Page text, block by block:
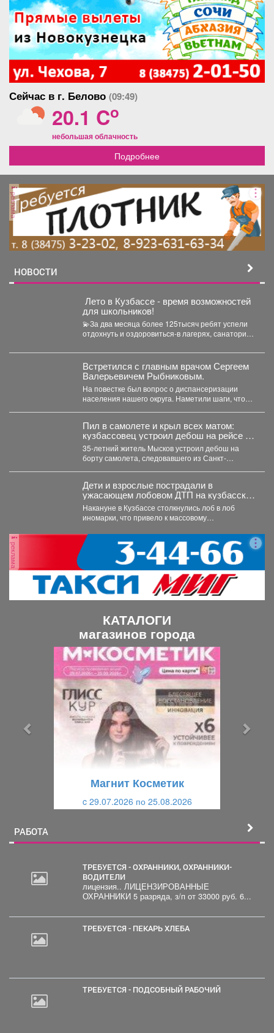
Сейчас в г. Белово (09:49)
20.1 Co
небольшая облачность
Подробнее
реклама
НОВОСТИ
️ Лето в Кузбассе - время возможностей
для школьников!
💫За два месяца более 125тысяч ребят успели
отдохнуть и оздоровиться-в лагерях, санаториях
Встретился с главным врачом Сергеем
Валерьевичем Рыбниковым.
На повестке был вопрос о диспансеризации
населения нашего округа. Наметили шаги, чтобы
Пил в самолете и крыл всех матом:
кузбассовец устроил дебош на рейсе из
Петербурга
35-летний житель Мысков устроил дебош на
борту самолета, следовавшего из Санкт-
Дети и взрослые пострадали в
ужасающем лобовом ДТП на кузбасской
трассе
Накануне в Кузбассе столкнулись лоб в лоб
иномарки, что привело к массовому
реклама
КАТАЛОГИ
магазинов города
Магнит Косметик
c 29.07.2026 по 25.08.2026
РАБОТА
ТРЕБУЕТСЯ - ОХРАННИКИ, ОХРАННИКИ-
ВОДИТЕЛИ
лицензия.. ЛИЦЕНЗИРОВАННЫЕ
ОХРАННИКИ 5 разряда, з/п от 33000 руб. 6...
ТРЕБУЕТСЯ - ПЕКАРЬ ХЛЕБА
ТРЕБУЕТСЯ - ПОДСОБНЫЙ РАБОЧИЙ